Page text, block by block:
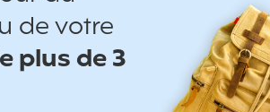
de votre
plus de 3